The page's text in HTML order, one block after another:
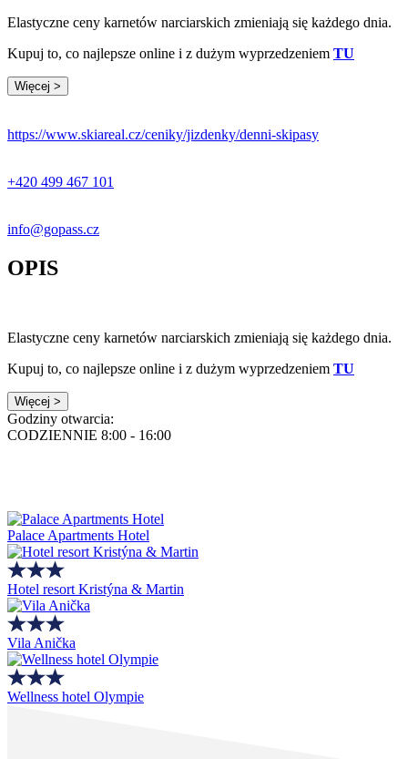
Elastyczne ceny karnetów narciarskich zmieniają się każdego dnia.
Kupuj to, co najlepsze online i z dużym wyprzedzeniem TU
Więcej >
https://www.skiareal.cz/ceniky/jizdenky/denni-skipasy
+420 499 467 101
info@gopass.cz
OPIS
Elastyczne ceny karnetów narciarskich zmieniają się każdego dnia.
Kupuj to, co najlepsze online i z dużym wyprzedzeniem TU
Więcej >
Godziny otwarcia:
CODZIENNIE 8:00 - 16:00
Palace Apartments Hotel
Hotel resort Kristýna & Martin
Vila Anička
Wellness hotel Olympie